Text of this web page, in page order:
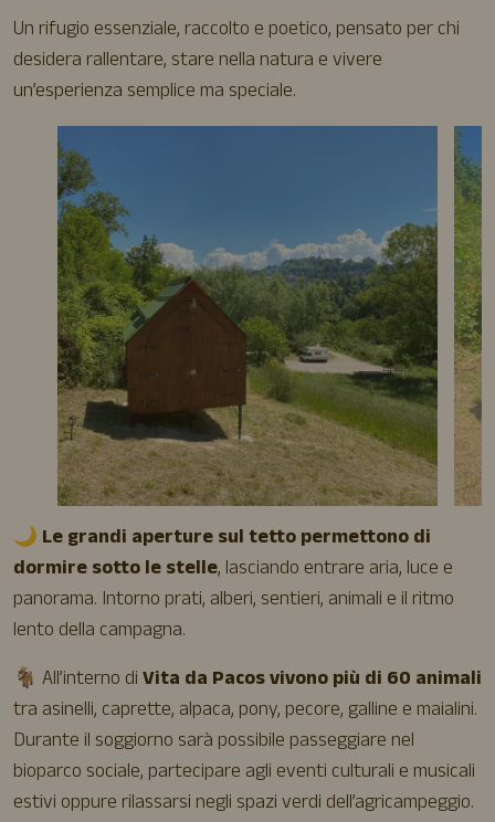
Un rifugio essenziale, raccolto e poetico, pensato per chi
desidera rallentare, stare nella natura e vivere
un’esperienza semplice ma speciale.
🌙 Le grandi aperture sul tetto permettono di
dormire sotto le stelle, lasciando entrare aria, luce e
panorama. Intorno prati, alberi, sentieri, animali e il ritmo
lento della campagna.
🐐 All’interno diVita da Pacos vivono più di 60 animali
tra asinelli, caprette, alpaca, pony, pecore, galline e maialini.
Durante il soggiorno sarà possibile passeggiare nel
bioparco sociale, partecipare agli eventi culturali e musicali
estivi oppure rilassarsi negli spazi verdi dell’agricampeggio.